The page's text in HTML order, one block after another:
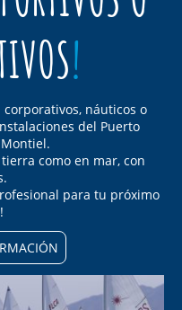
!
náuticos o
del Puerto
como en mar, con
para tu próximo